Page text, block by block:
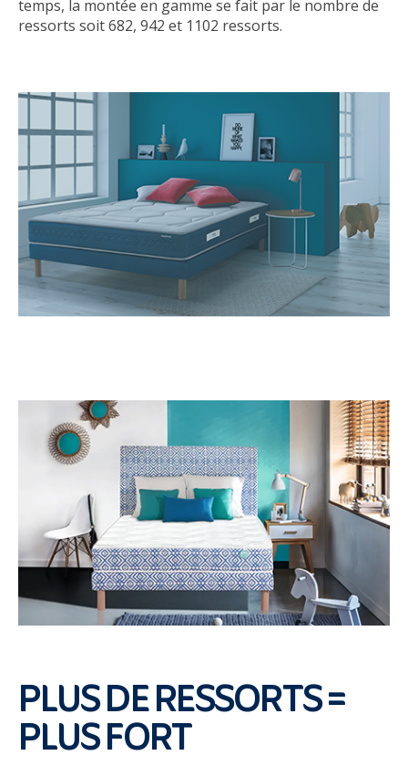
temps, la montée en gamme se fait par le nombre de
ressorts soit 682, 942 et 1102 ressorts.
PLUS DE RESSORTS =
PLUS FORT